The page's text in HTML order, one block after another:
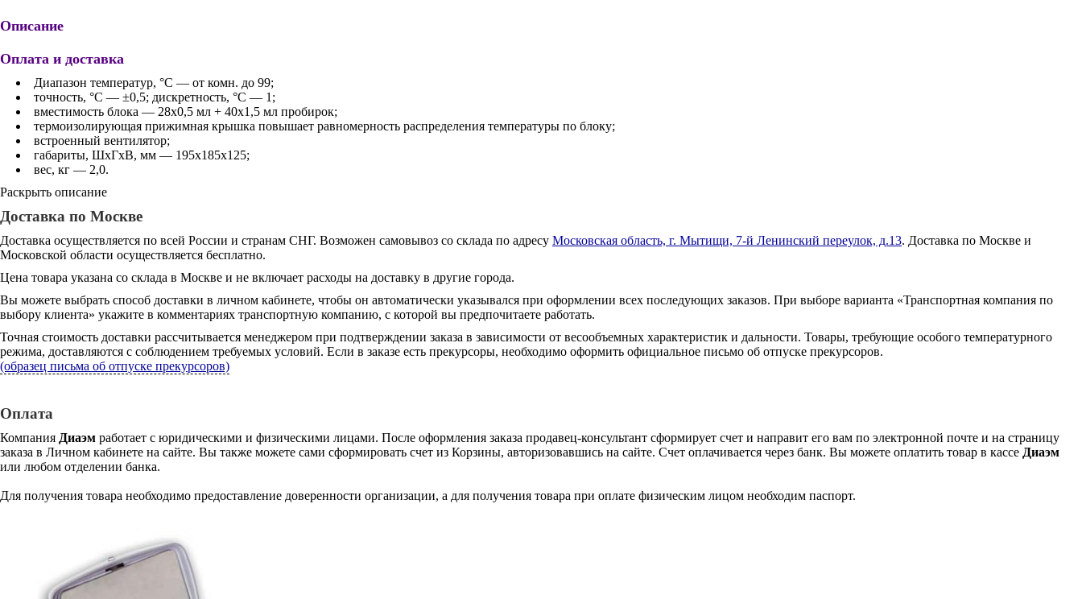
Описание
Оплата и доставка
Диапазон температур, °С — от комн. до 99;
точность, °С — ±0,5; дискретность, °С — 1;
вместимость блока — 28х0,5 мл + 40х1,5 мл пробирок;
термоизолирующая прижимная крышка повышает равномерность распределения температуры по блоку;
встроенный вентилятор;
габариты, ШхГхВ, мм — 195х185х125;
вес, кг — 2,0.
Раскрыть описание
Доставка по Москве
Доставка осуществляется по всей России и странам СНГ. Возможен самовывоз со склада по адресу Московская область, г. Мытищи, 7-й Ленинский переулок, д.13. Доставка по Москве и
Московской области осуществляется бесплатно.
Цена товара указана со склада в Москве и не включает расходы на доставку в другие города.
Вы можете выбрать способ доставки в личном кабинете, чтобы он автоматически указывался при оформлении всех последующих заказов. При выборе варианта «Транспортная компания по
выбору клиента» укажите в комментариях транспортную компанию, с которой вы предпочитаете работать.
Точная стоимость доставки рассчитывается менеджером при подтверждении заказа в зависимости от весообъемных характеристик и дальности. Товары, требующие особого температурного
режима, доставляются с соблюдением требуемых условий. Если в заказе есть прекурсоры, необходимо оформить официальное письмо об отпуске прекурсоров.
(образец письма об отпуске прекурсоров)
Оплата
Компания Диаэм работает с юридическими и физическими лицами. После оформления заказа продавец-консультант сформирует счет и направит его вам по электронной почте и на страницу
заказа в Личном кабинете на сайте. Вы также можете сами сформировать счет из Корзины, авторизовавшись на сайте. Счет оплачивается через банк. Вы можете оплатить товар в кассе Диаэм
или любом отделении банка.
Для получения товара необходимо предоставление доверенности организации, а для получения товара при оплате физическим лицом необходим паспорт.